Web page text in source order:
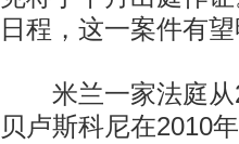
日程，这一案件有望
米兰一家法庭从
贝卢斯科尼在2010